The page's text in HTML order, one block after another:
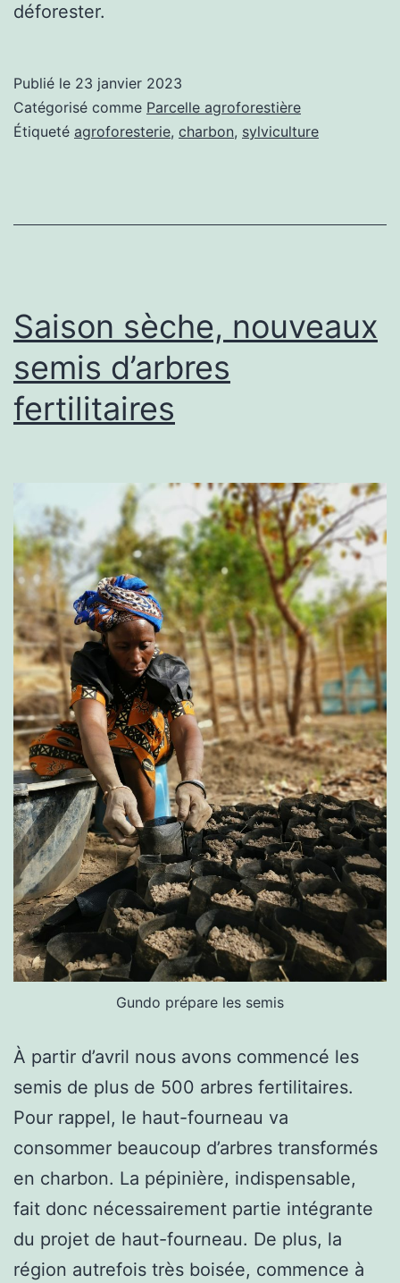
déforester.
Publié le 23 janvier 2023
Catégorisé comme Parcelle agroforestière
Étiqueté agroforesterie, charbon, sylviculture
Saison sèche, nouveaux
semis d’arbres
fertilitaires
Gundo prépare les semis
À partir d’avril nous avons commencé les
semis de plus de 500 arbres fertilitaires.
Pour rappel, le haut-fourneau va
consommer beaucoup d’arbres transformés
en charbon. La pépinière, indispensable,
fait donc nécessairement partie intégrante
du projet de haut-fourneau. De plus, la
région autrefois très boisée, commence à